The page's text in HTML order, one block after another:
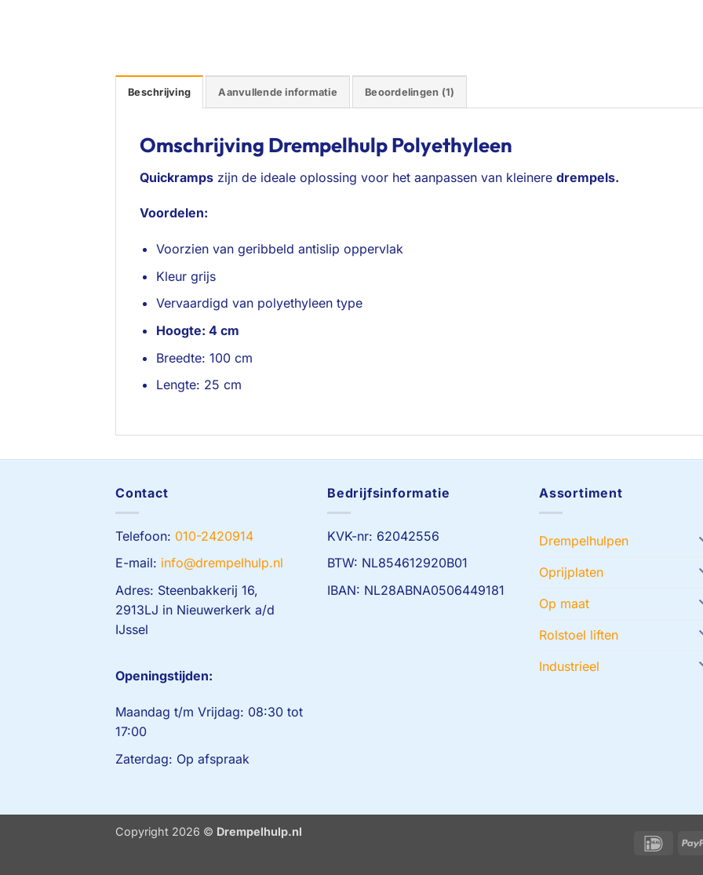
Beschrijving Aanvullende informatie Beoordelingen (1)
Omschrijving Drempelhulp Polyethyleen
Quickramps zijn de ideale oplossing voor het aanpassen van kleinere drempels.
Voordelen:
Voorzien van geribbeld antislip oppervlak
Kleur grijs
Vervaardigd van polyethyleen type
Hoogte: 4 cm
Breedte: 100 cm
Lengte: 25 cm
Contact
Telefoon: 010-2420914
E-mail: info@drempelhulp.nl
Adres: Steenbakkerij 16,
2913LJ in Nieuwerkerk a/d
IJssel
Openingstijden:
Maandag t/m Vrijdag: 08:30 tot
17:00
Zaterdag: Op afspraak
Bedrijfsinformatie
KVK-nr: 62042556
BTW: NL854612920B01
IBAN: NL28ABNA0506449181
Assortiment
Drempelhulpen
Oprijplaten
Op maat
Rolstoel liften
Industrieel
IDeal
Copyright 2026 © Drempelhulp.nl